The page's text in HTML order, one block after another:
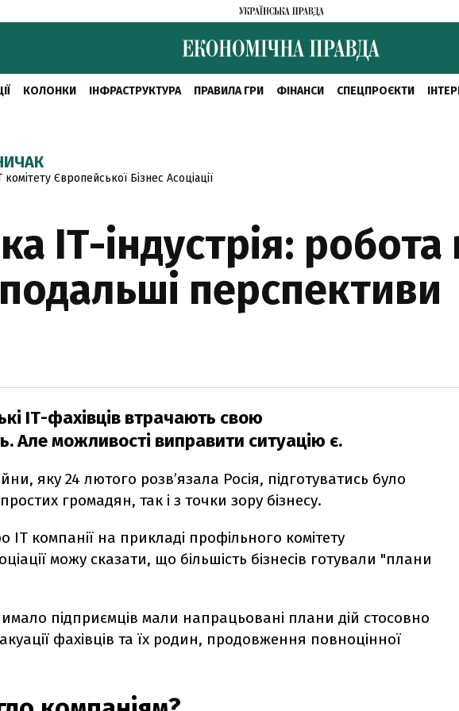
КОЛОНКИ ІНФРАСТРУКТУРА ПРАВИЛА ГРИ ФІНАНСИ СПЕЦПРОЄКТИ
Європейської Бізнес Асоціації
ІТ-індустрія:
перспективи
ІТ-фахівців втрачають свою
Але можливості виправити ситуацію є.
яку 24 лютого розв’язала Росія, підготуватись було
громадян, так і з точки зору бізнесу.
компанії на прикладі профільного комітету
можу сказати, що більшість бізнесів готували "плани
підприємців мали напрацьовані плани дій стосовно
фахівців та їх родин, продовження повноцінної